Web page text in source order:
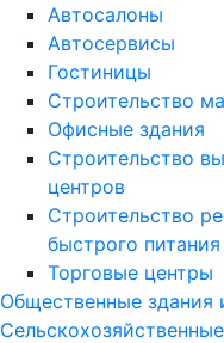
Автосалоны
Автосервисы
Гостиницы
Строительство
Офисные здания
Строительство
центров
Строительство
быстрого питания
Торговые центры
Общественные здания